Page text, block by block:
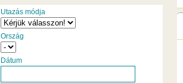
Utazás módja
Ország
Dátum